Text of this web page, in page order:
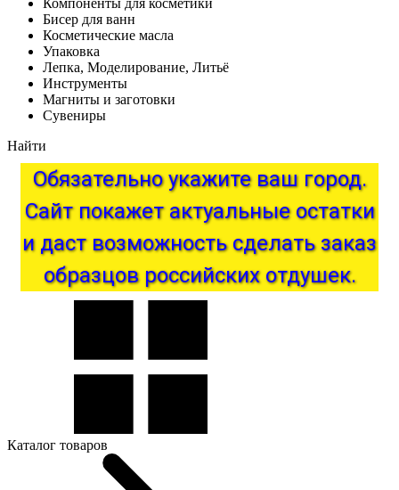
Компоненты для косметики
Бисер для ванн
Косметические масла
Упаковка
Лепка, Моделирование, Литьё
Инструменты
Магниты и заготовки
Сувениры
Найти
Обязательно укажите ваш город.
Сайт
актуальные
остатки
возможность
образцов
российских
Каталог товаров